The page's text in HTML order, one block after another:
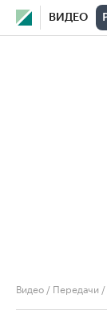
ВИДЕО
Видео / Передачи /